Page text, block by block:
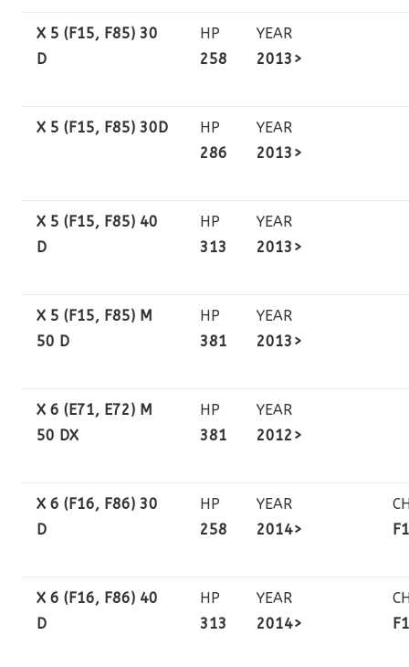
X 5 (F15, F85) 30
D
HP
258
YEAR
2013>
X 5 (F15, F85) 30D
HP
286
YEAR
2013>
X 5 (F15, F85) 40
D
HP
313
YEAR
2013>
X 5 (F15, F85) M
50 D
HP
381
YEAR
2013>
X 6 (E71, E72) M
50 DX
HP
381
YEAR
2012>
X 6 (F16, F86) 30
D
HP
258
YEAR
2014>
X 6 (F16, F86) 40
D
HP
313
YEAR
2014>